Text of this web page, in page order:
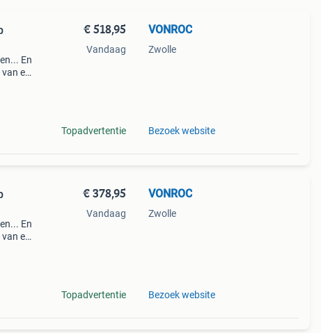
En
elk
€ 518,95
Vandaag
Topadvertentie
VONROC
Zwolle
Bezoek website
En
elk
€ 378,95
Vandaag
Topadvertentie
VONROC
Zwolle
Bezoek website